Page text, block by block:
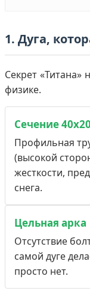
1. Дуга,
Секрет
физике.
Сечение
Профильная
(высокой
жесткости,
снега.
Цельная арка
Отсутствие
самой дуге
просто нет.